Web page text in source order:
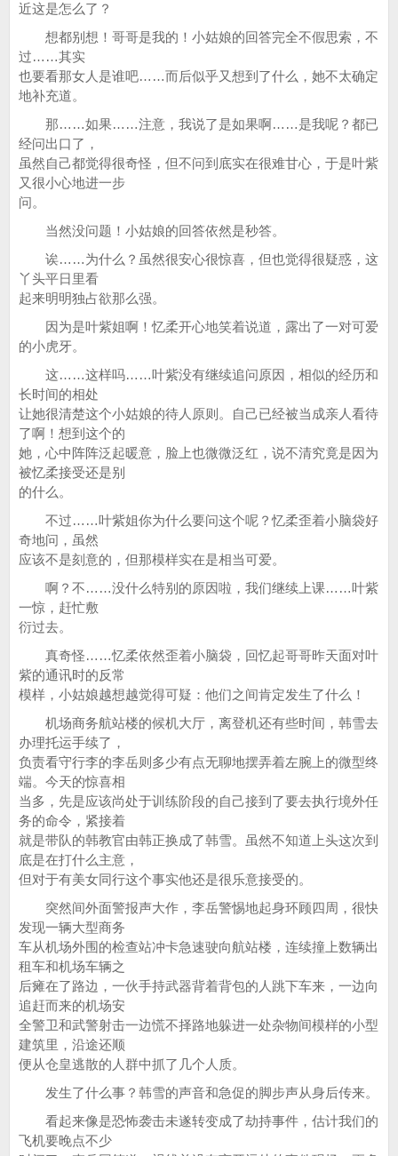
近这是怎么了？
想都别想！哥哥是我的！小姑娘的回答完全不假思索，不
过……其实
也要看那女人是谁吧……而后似乎又想到了什么，她不太确定
地补充道。
那……如果……注意，我说了是如果啊……是我呢？都已
经问出口了，
虽然自己都觉得很奇怪，但不问到底实在很难甘心，于是叶紫
又很小心地进一步
问。
当然没问题！小姑娘的回答依然是秒答。
诶……为什么？虽然很安心很惊喜，但也觉得很疑惑，这
丫头平日里看
起来明明独占欲那么强。
因为是叶紫姐啊！忆柔开心地笑着说道，露出了一对可爱
的小虎牙。
这……这样吗……叶紫没有继续追问原因，相似的经历和
长时间的相处
让她很清楚这个小姑娘的待人原则。自己已经被当成亲人看待
了啊！想到这个的
她，心中阵阵泛起暖意，脸上也微微泛红，说不清究竟是因为
被忆柔接受还是别
的什么。
不过……叶紫姐你为什么要问这个呢？忆柔歪着小脑袋好
奇地问，虽然
应该不是刻意的，但那模样实在是相当可爱。
啊？不……没什么特别的原因啦，我们继续上课……叶紫
一惊，赶忙敷
衍过去。
真奇怪……忆柔依然歪着小脑袋，回忆起哥哥昨天面对叶
紫的通讯时的反常
模样，小姑娘越想越觉得可疑：他们之间肯定发生了什么！
机场商务航站楼的候机大厅，离登机还有些时间，韩雪去
办理托运手续了，
负责看守行李的李岳则多少有点无聊地摆弄着左腕上的微型终
端。今天的惊喜相
当多，先是应该尚处于训练阶段的自己接到了要去执行境外任
务的命令，紧接着
就是带队的韩教官由韩正换成了韩雪。虽然不知道上头这次到
底是在打什么主意，
但对于有美女同行这个事实他还是很乐意接受的。
突然间外面警报声大作，李岳警惕地起身环顾四周，很快
发现一辆大型商务
车从机场外围的检查站冲卡急速驶向航站楼，连续撞上数辆出
租车和机场车辆之
后瘫在了路边，一伙手持武器背着背包的人跳下车来，一边向
追赶而来的机场安
全警卫和武警射击一边慌不择路地躲进一处杂物间模样的小型
建筑里，沿途还顺
便从仓皇逃散的人群中抓了几个人质。
发生了什么事？韩雪的声音和急促的脚步声从身后传来。
看起来像是恐怖袭击未遂转变成了劫持事件，估计我们的
飞机要晚点不少